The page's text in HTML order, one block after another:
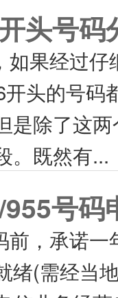
头号码
如果经过
头的号码
是除了这
。既然有...
号码
前，承诺
绪(需经当